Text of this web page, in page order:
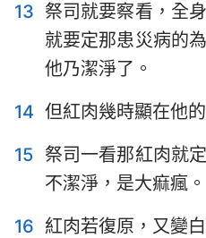
13 祭司就要察看，全
就要定那患災病的
他乃潔淨了。
14 但紅肉幾時顯在他
15 祭司一看那紅肉就
不潔淨，是大痲瘋。
16 紅肉若復原，又變